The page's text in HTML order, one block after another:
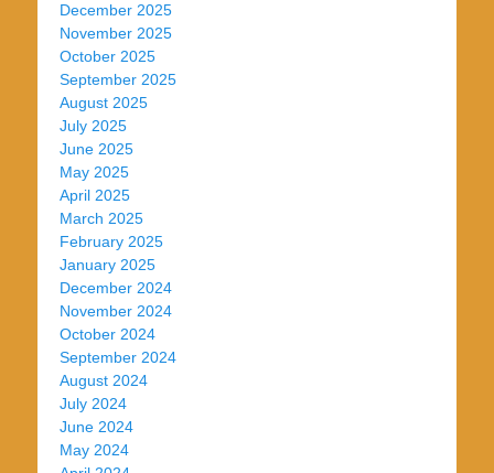
December 2025
November 2025
October 2025
September 2025
August 2025
July 2025
June 2025
May 2025
April 2025
March 2025
February 2025
January 2025
December 2024
November 2024
October 2024
September 2024
August 2024
July 2024
June 2024
May 2024